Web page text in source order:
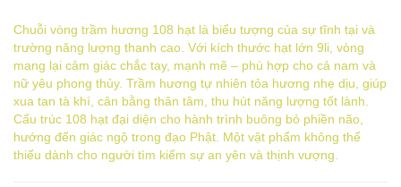
Chuỗi vòng trầm hương 108 hạt là biểu tượng của sự tĩnh tại và
trường năng lượng thanh cao. Với kích thước hạt lớn 9li, vòng
mang lại cảm giác chắc tay, mạnh mẽ – phù hợp cho cả nam và
nữ yêu phong thủy. Trầm hương tự nhiên tỏa hương nhẹ dịu, giúp
xua tan tà khí, cân bằng thân tâm, thu hút năng lượng tốt lành.
Cấu trúc 108 hạt đại diện cho hành trình buông bỏ phiền não,
hướng đến giác ngộ trong đạo Phật. Một vật phẩm không thể
thiếu dành cho người tìm kiếm sự an yên và thịnh vượng.